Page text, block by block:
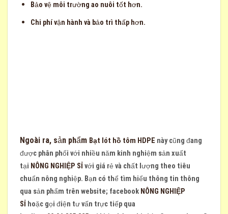
Bảo vệ môi trường ao nuôi tốt hơn.
Chi phí vận hành và bảo trì thấp hơn.
Ngoài ra, sản phẩm Bạt lót hồ tôm HDPE này cũng đang
được phân phối với nhiều năm kinh nghiệm sản xuất
tại NÔNG NGHIỆP SỈ với giá rẻ và chất lượng theo tiêu
chuẩn nông nghiệp. Bạn có thể tìm hiểu thông tin thông
qua sản phẩm trên website; facebook NÔNG NGHIỆP
SỈ hoặc gọi điện tư vấn trực tiếp qua